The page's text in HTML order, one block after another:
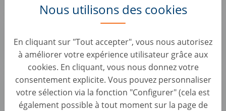
Nous utilisons des cookies
En cliquant sur "Tout accepter", vous nous autorisez
à améliorer votre expérience utilisateur grâce aux
cookies. En cliquant, vous nous donnez votre
consentement explicite. Vous pouvez personnaliser
votre sélection via la fonction "Configurer" (cela est
également possible à tout moment sur la page de
Wheels Logistics Assistant (f/m/x)
Automotive Roles • Germany, Hemau
Autohero
Hilfskraft Reifenlogistik (d/m/w)
Automotive Roles • Germany, Hemau
Autohero